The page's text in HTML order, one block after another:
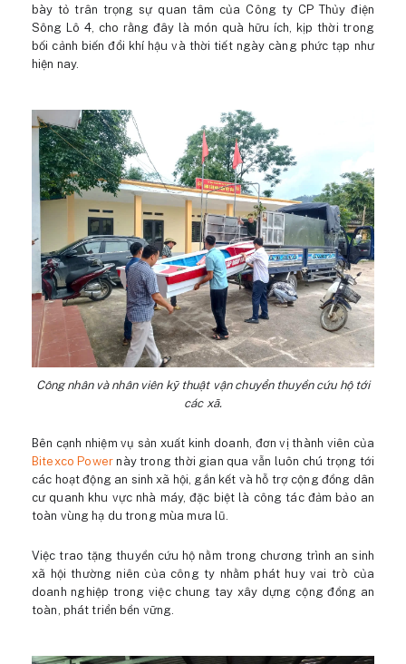
bày tỏ trân trọng sự quan tâm của Công ty CP Thủy điện
Sông Lô 4, cho rằng đây là món quà hữu ích, kịp thời trong
bối cảnh biến đổi khí hậu và thời tiết ngày càng phức tạp như
hiện nay.
Công nhân và nhân viên kỹ thuật vận chuyển thuyền cứu hộ tới
các xã.
Bên cạnh nhiệm vụ sản xuất kinh doanh, đơn vị thành viên của
Bitexco Powernày trong thời gian qua vẫn luôn chú trọng tới
các hoạt động an sinh xã hội, gắn kết và hỗ trợ cộng đồng dân
cư quanh khu vực nhà máy, đặc biệt là công tác đảm bảo an
toàn vùng hạ du trong mùa mưa lũ.
Việc trao tặng thuyền cứu hộ nằm trong chương trình an sinh
xã hội thường niên của công ty nhằm phát huy vai trò của
doanh nghiệp trong việc chung tay xây dựng cộng đồng an
toàn, phát triển bền vững.